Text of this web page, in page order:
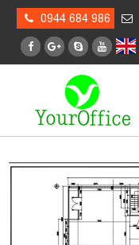
0944 684 986